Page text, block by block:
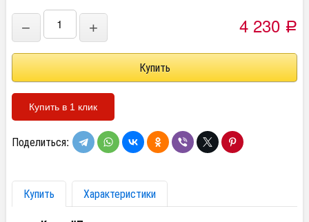
− + 4 230 Р
Купить в 1 клик
Поделиться:
Купить
Характеристики